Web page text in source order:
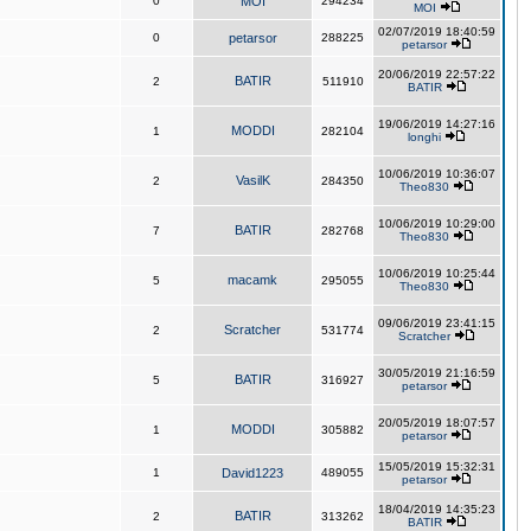
MOI
0 petarsor 288225
02/07/2019 18:40:59
petarsor
2 BATIR 511910
20/06/2019 22:57:22
BATIR
1 MODDI 282104
19/06/2019 14:27:16
longhi
2 VasilK 284350
10/06/2019 10:36:07
Theo830
7 BATIR 282768
10/06/2019 10:29:00
Theo830
5 macamk 295055
10/06/2019 10:25:44
Theo830
2 Scratcher 531774
09/06/2019 23:41:15
Scratcher
5 BATIR 316927
30/05/2019 21:16:59
petarsor
1 MODDI 305882
20/05/2019 18:07:57
petarsor
1 David1223 489055
15/05/2019 15:32:31
petarsor
2 BATIR 313262
18/04/2019 14:35:23
BATIR